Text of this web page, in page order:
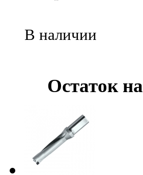
В наличии
Остаток на